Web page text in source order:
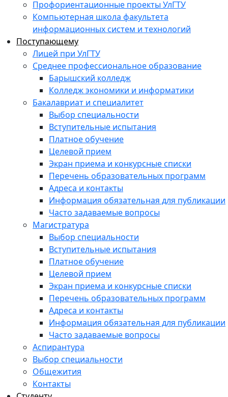
Профориентационные проекты УлГТУ
Компьютерная школа факультета
информационных систем и технологий
Поступающему
Лицей при УлГТУ
Среднее профессиональное образование
Барышский колледж
Колледж экономики и информатики
Бакалавриат и специалитет
Выбор специальности
Вступительные испытания
Платное обучение
Целевой прием
Экран приема и конкурсные списки
Перечень образовательных программ
Адреса и контакты
Информация обязательная для публикации
Часто задаваемые вопросы
Магистратура
Выбор специальности
Вступительные испытания
Платное обучение
Целевой прием
Экран приема и конкурсные списки
Перечень образовательных программ
Адреса и контакты
Информация обязательная для публикации
Часто задаваемые вопросы
Аспирантура
Выбор специальности
Общежития
Контакты